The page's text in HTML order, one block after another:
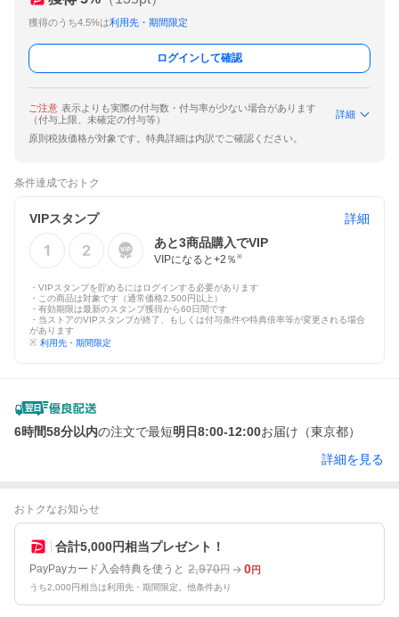
獲得のうち4.5%は利用先・期間限定
ログインして確認
ご注意 表示よりも実際の付与数・付与率が少ない場合があります
（付与上限、未確定の付与等）
詳細
原則税抜価格が対象です。特典詳細は内訳でご確認ください。
条件達成でおトク
VIPスタンプ
詳細
あと3商品購入でVIP
VIPになると+2 ％ ※
・VIPスタンプを貯めるにはログインする必要があります
・この商品は対象です（通常価格2,500円以上）
・有効期限は最新のスタンプ獲得から60日間です
・当ストアのVIPスタンプが終了、もしくは付与条件や特典倍率等が変更される場合
があります
※ 利用先・期間限定
6時間58分以内の注文で最短明日8:00-12:00お届け（東京都）
詳細を見る
おトクなお知らせ
合計5,000円相当プレゼント！
PayPayカード入会特典を使うと 2,970円 0円
うち2,000円相当は利用先・期間限定。他条件あり